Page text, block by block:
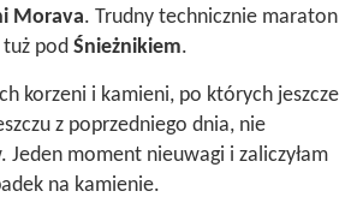
Morava. Trudny technicznie maraton
tuż pod Śnieżnikiem.
korzeni i kamieni, po których jeszcze
z poprzedniego dnia, nie
Jeden moment nieuwagi i zaliczyłam
na kamienie.